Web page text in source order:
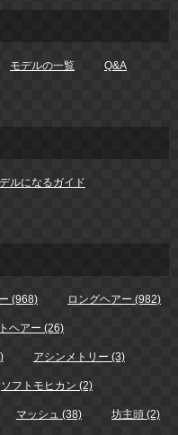
モデルの一覧 Q&A
ルになるガイド
(968) ロングヘアー (982)
ヘアー (26)
アシンメトリー (3)
ソフトモヒカン (2)
マッシュ (38) 坊主頭 (2)